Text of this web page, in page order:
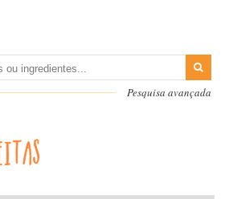
Pesquisa avançada